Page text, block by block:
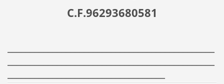
C.F.96293680581